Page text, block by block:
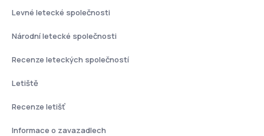
Levné letecké společnosti
Národní letecké společnosti
Recenze leteckých společností
Letiště
Recenze letišť
Informace o zavazadlech